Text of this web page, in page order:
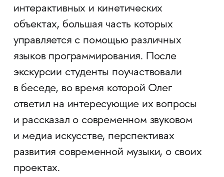
интерактивных и кинетических
объектах, большая часть которых
управляется с помощью различных
языков программирования. После
экскурсии студенты поучаствовали
в беседе, во время которой Олег
ответил на интересующие их вопросы
и рассказал о современном звуковом
и медиа искусстве, перспективах
развития современной музыки, о своих
проектах.